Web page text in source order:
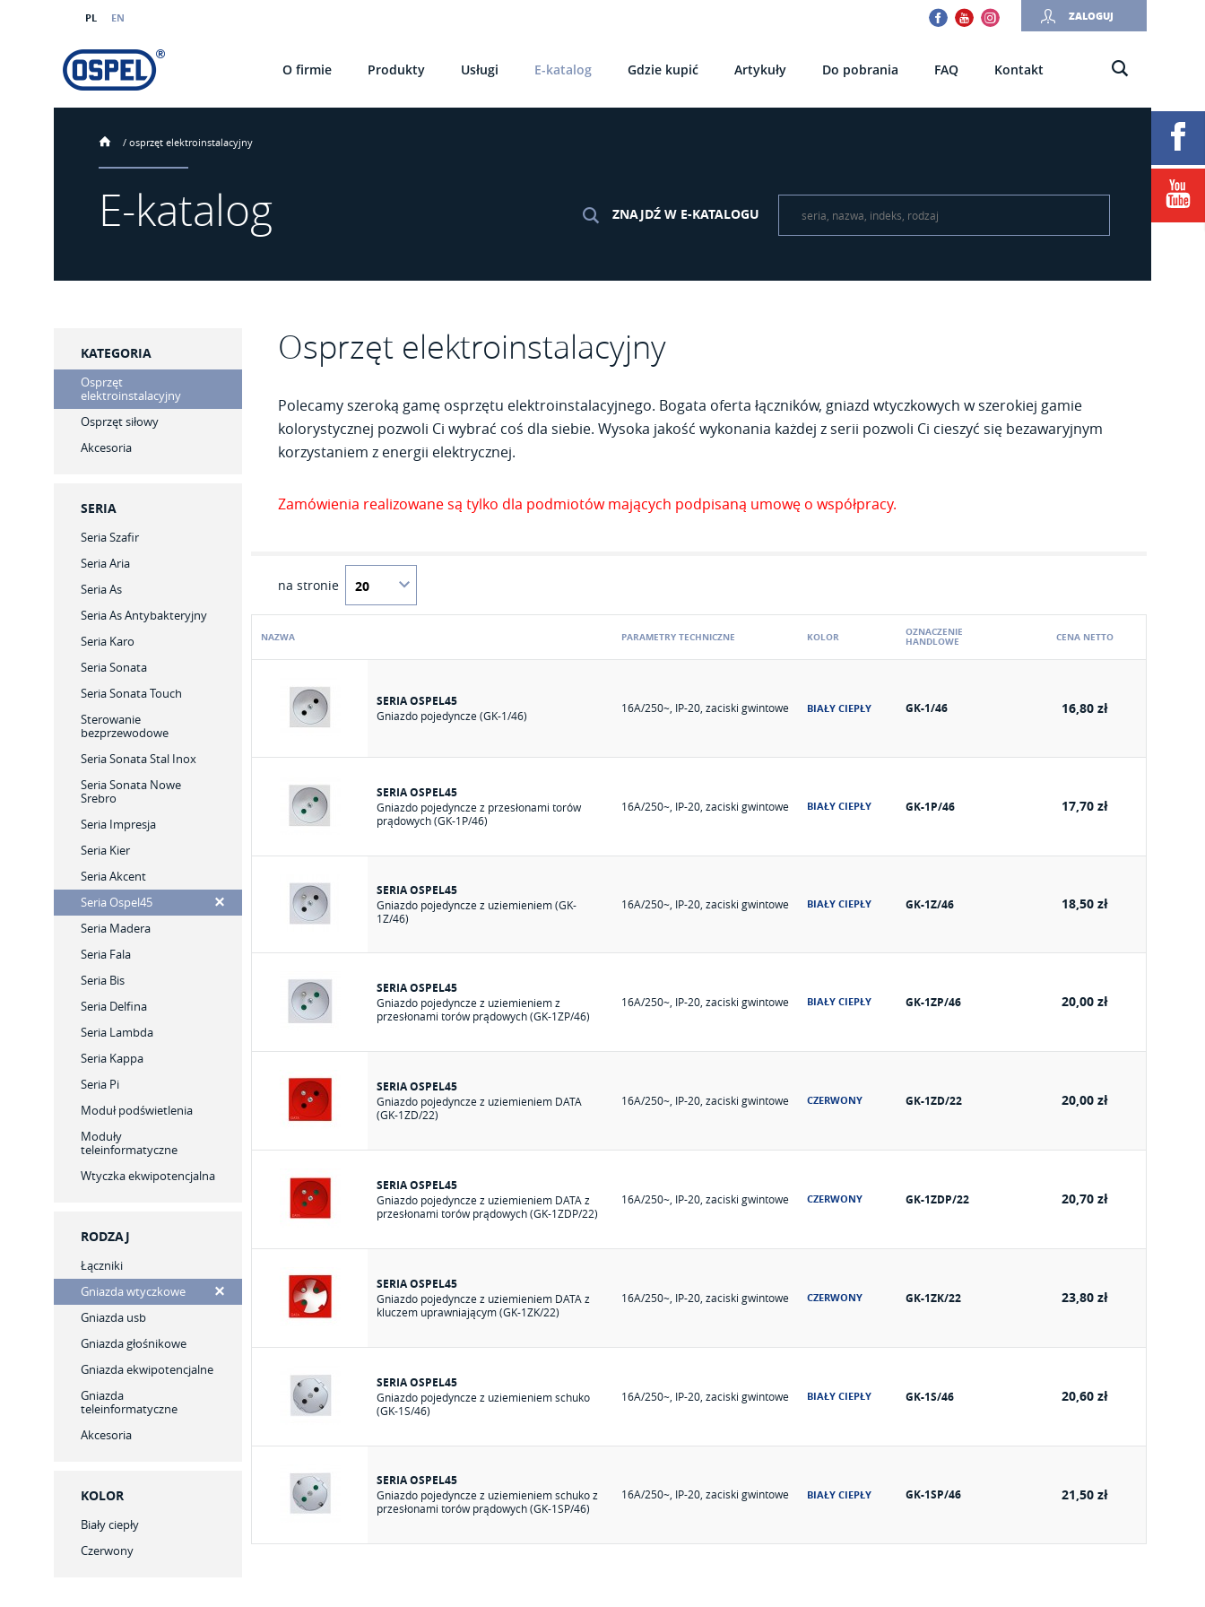
PL EN ZALOGUJ
Instagram
O firmie Produkty Usługi E-katalog Gdzie kupić Artykuły Do pobrania FAQ Kontakt
/ osprzęt elektroinstalacyjny
E-katalog ZNAJDŹ W E-KATALOGU
KATEGORIA
Osprzęt
elektroinstalacyjny
Osprzęt siłowy
Akcesoria
SERIA
Seria Szafir
Seria Aria
Seria As
Seria As Antybakteryjny
Seria Karo
Seria Sonata
Seria Sonata Touch
Sterowanie
bezprzewodowe
Seria Sonata Stal Inox
Seria Sonata Nowe
Srebro
Seria Impresja
Seria Kier
Seria Akcent
Seria Ospel45
Seria Madera
Seria Fala
Seria Bis
Seria Delfina
Seria Lambda
Seria Kappa
Seria Pi
Moduł podświetlenia
Moduły
teleinformatyczne
Wtyczka ekwipotencjalna
RODZAJ
Łączniki
Gniazda wtyczkowe
Gniazda usb
Gniazda głośnikowe
Gniazda ekwipotencjalne
Gniazda
teleinformatyczne
Akcesoria
KOLOR
Biały ciepły
Czerwony
Osprzęt elektroinstalacyjny
Polecamy szeroką gamę osprzętu elektroinstalacyjnego. Bogata oferta łączników, gniazd wtyczkowych w szerokiej gamie
kolorystycznej pozwoli Ci wybrać coś dla siebie. Wysoka jakość wykonania każdej z serii pozwoli Ci cieszyć się bezawaryjnym
korzystaniem z energii elektrycznej.
Zamówienia realizowane są tylko dla podmiotów mających podpisaną umowę o współpracy.
na stronie
NAZWA PARAMETRY TECHNICZNE KOLOR OZNACZENIE
HANDLOWE CENA NETTO
SERIA OSPEL45
Gniazdo pojedyncze (GK-1/46)
16A/250~, IP-20, zaciski gwintowe BIAŁY CIEPŁY GK-1/46 16,80 zł
SERIA OSPEL45
Gniazdo pojedyncze z przesłonami torów
prądowych (GK-1P/46)
16A/250~, IP-20, zaciski gwintowe BIAŁY CIEPŁY GK-1P/46 17,70 zł
SERIA OSPEL45
Gniazdo pojedyncze z uziemieniem (GK-
1Z/46)
16A/250~, IP-20, zaciski gwintowe BIAŁY CIEPŁY GK-1Z/46 18,50 zł
SERIA OSPEL45
Gniazdo pojedyncze z uziemieniem z
przesłonami torów prądowych (GK-1ZP/46)
16A/250~, IP-20, zaciski gwintowe BIAŁY CIEPŁY GK-1ZP/46 20,00 zł
SERIA OSPEL45
Gniazdo pojedyncze z uziemieniem DATA
(GK-1ZD/22)
16A/250~, IP-20, zaciski gwintowe CZERWONY GK-1ZD/22 20,00 zł
SERIA OSPEL45
Gniazdo pojedyncze z uziemieniem DATA z
przesłonami torów prądowych (GK-1ZDP/22)
16A/250~, IP-20, zaciski gwintowe CZERWONY GK-1ZDP/22 20,70 zł
SERIA OSPEL45
Gniazdo pojedyncze z uziemieniem DATA z
kluczem uprawniającym (GK-1ZK/22)
16A/250~, IP-20, zaciski gwintowe CZERWONY GK-1ZK/22 23,80 zł
SERIA OSPEL45
Gniazdo pojedyncze z uziemieniem schuko
(GK-1S/46)
16A/250~, IP-20, zaciski gwintowe BIAŁY CIEPŁY GK-1S/46 20,60 zł
SERIA OSPEL45
Gniazdo pojedyncze z uziemieniem schuko z
przesłonami torów prądowych (GK-1SP/46)
16A/250~, IP-20, zaciski gwintowe BIAŁY CIEPŁY GK-1SP/46 21,50 zł